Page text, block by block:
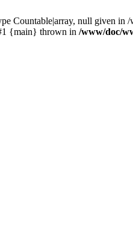
Countable|array, null given
{main} thrown in /www/doc/